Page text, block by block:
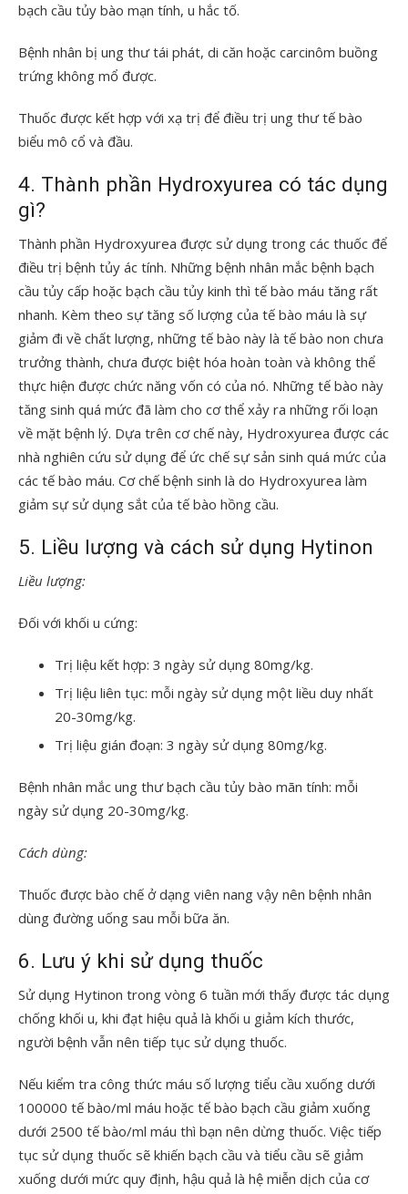
bạch cầu tủy bào mạn tính, u hắc tố.
Bệnh nhân bị ung thư tái phát, di căn hoặc carcinôm buồng
trứng không mổ được.
Thuốc được kết hợp với xạ trị để điều trị ung thư tế bào
biểu mô cổ và đầu.
4. Thành phần Hydroxyurea có tác dụng
gì?
Thành phần Hydroxyurea được sử dụng trong các thuốc để
điều trị bệnh tủy ác tính. Những bệnh nhân mắc bệnh bạch
cầu tủy cấp hoặc bạch cầu tủy kinh thì tế bào máu tăng rất
nhanh. Kèm theo sự tăng số lượng của tế bào máu là sự
giảm đi về chất lượng, những tế bào này là tế bào non chưa
trưởng thành, chưa được biệt hóa hoàn toàn và không thể
thực hiện được chức năng vốn có của nó. Những tế bào này
tăng sinh quá mức đã làm cho cơ thể xảy ra những rối loạn
về mặt bệnh lý. Dựa trên cơ chế này, Hydroxyurea được các
nhà nghiên cứu sử dụng để ức chế sự sản sinh quá mức của
các tế bào máu. Cơ chế bệnh sinh là do Hydroxyurea làm
giảm sự sử dụng sắt của tế bào hồng cầu.
5. Liều lượng và cách sử dụng Hytinon
Liều lượng:
Đối với khối u cứng:
Trị liệu kết hợp: 3 ngày sử dụng 80mg/kg.
Trị liệu liên tục: mỗi ngày sử dụng một liều duy nhất
20-30mg/kg.
Trị liệu gián đoạn: 3 ngày sử dụng 80mg/kg.
Bệnh nhân mắc ung thư bạch cầu tủy bào mãn tính: mỗi
ngày sử dụng 20-30mg/kg.
Cách dùng:
Thuốc được bào chế ở dạng viên nang vậy nên bệnh nhân
dùng đường uống sau mỗi bữa ăn.
6. Lưu ý khi sử dụng thuốc
Sử dụng Hytinon trong vòng 6 tuần mới thấy được tác dụng
chống khối u, khi đạt hiệu quả là khối u giảm kích thước,
người bệnh vẫn nên tiếp tục sử dụng thuốc.
Nếu kiểm tra công thức máu số lượng tiểu cầu xuống dưới
100000 tế bào/ml máu hoặc tế bào bạch cầu giảm xuống
dưới 2500 tế bào/ml máu thì bạn nên dừng thuốc. Việc tiếp
tục sử dụng thuốc sẽ khiến bạch cầu và tiểu cầu sẽ giảm
xuống dưới mức quy định, hậu quả là hệ miễn dịch của cơ